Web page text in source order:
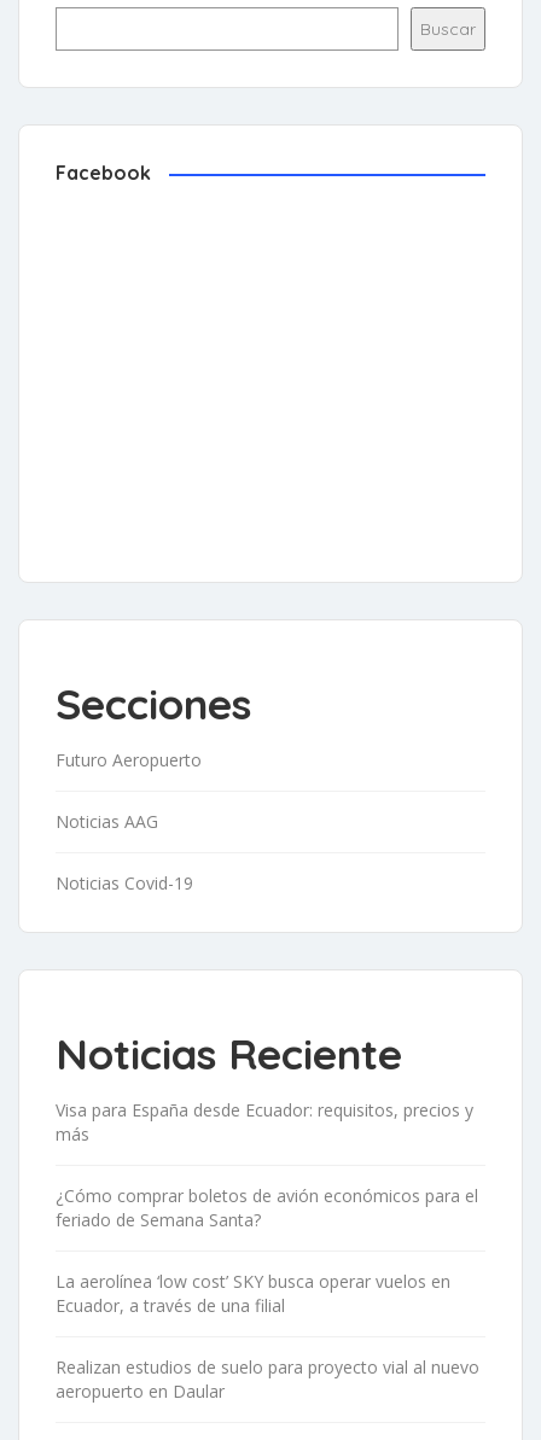
Buscar
Facebook
Secciones
Futuro Aeropuerto
Noticias AAG
Noticias Covid-19
Noticias Reciente
Visa para España desde Ecuador: requisitos, precios y
más
¿Cómo comprar boletos de avión económicos para el
feriado de Semana Santa?
La aerolínea ‘low cost’ SKY busca operar vuelos en
Ecuador, a través de una filial
Realizan estudios de suelo para proyecto vial al nuevo
aeropuerto en Daular